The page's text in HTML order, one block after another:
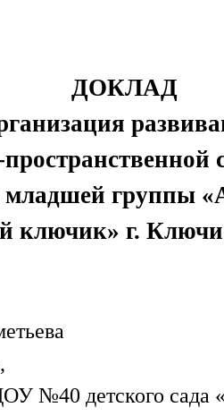
ДОКЛАД
младшей
ключик» г.
№40 детского сада